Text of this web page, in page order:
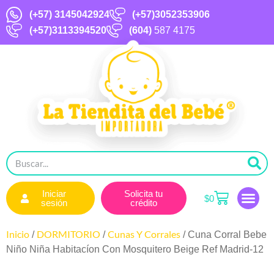
(+57) 3145042924
(+57)3052353906
(+57)3113394520
(604) 587 4175
Iniciar
sesión
Solicita tu
crédito
$0
Inicio / DORMITORIO /Cunas Y Corrales / Cuna Corral Bebe
Niño Niña Habitacíon Con Mosquitero Beige Ref Madrid-12